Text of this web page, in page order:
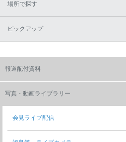
場所で探す
ピックアップ
報道配付資料
写真・動画ライブラリー
会見ライブ配信